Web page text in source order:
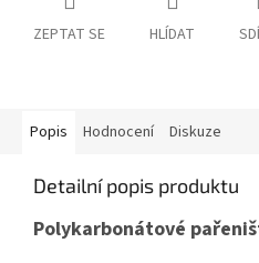
ZEPTAT SE HLÍDAT
Popis Hodnocení Diskuze
Detailní popis produktu
Polykarbonátové